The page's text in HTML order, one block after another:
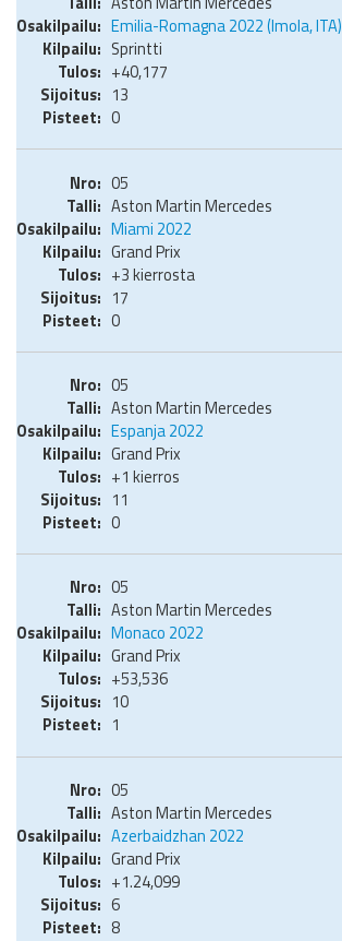
Emilia-Romagna 2022 (Imola, ITA)
Sprintti
+40,177
13
0
05
Aston Martin Mercedes
Miami 2022
Grand Prix
+3 kierrosta
17
0
05
Aston Martin Mercedes
Espanja 2022
Grand Prix
+1 kierros
11
0
05
Aston Martin Mercedes
Monaco 2022
Grand Prix
+53,536
10
1
05
Aston Martin Mercedes
Azerbaidzhan 2022
Grand Prix
+1.24,099
6
8